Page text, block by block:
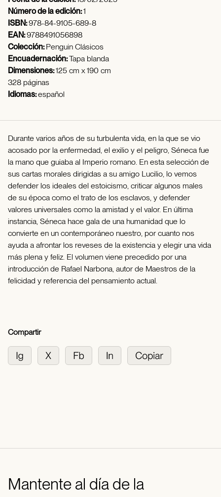
Número de la edición:1
ISBN:978-84-9105-689-8
EAN:9788491056898
Colección:Penguin Clásicos
Encuadernación:Tapa blanda
Dimensiones:125 cm x 190 cm
328 páginas
Idiomas:español
Durante varios años de su turbulenta vida, en la que se vio
acosado por la enfermedad, el exilio y el peligro, Séneca fue
la mano que guiaba al Imperio romano. En esta selección de
sus cartas morales dirigidas a su amigo Lucilio, lo vemos
defender los ideales del estoicismo, criticar algunos males
de su época como el trato de los esclavos, y defender
valores universales como la amistad y el valor. En última
instancia, Séneca hace gala de una humanidad que lo
convierte en un contemporáneo nuestro, por cuanto nos
ayuda a afrontar los reveses de la existencia y elegir una vida
más plena y feliz. El volumen viene precedido por una
introducción de Rafael Narbona, autor de Maestros de la
felicidad y referencia del pensamiento actual.
Compartir
Mantente al día de la